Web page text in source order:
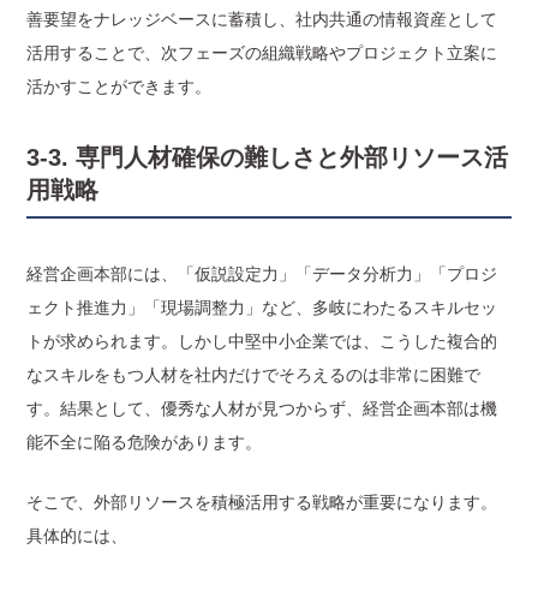
善要望をナレッジベースに蓄積し、社内共通の情報資産として
活用することで、次フェーズの組織戦略やプロジェクト立案に
活かすことができます。
3-3. 専門人材確保の難しさと外部リソース活
用戦略
経営企画本部には、「仮説設定力」「データ分析力」「プロジ
ェクト推進力」「現場調整力」など、多岐にわたるスキルセッ
トが求められます。しかし中堅中小企業では、こうした複合的
なスキルをもつ人材を社内だけでそろえるのは非常に困難で
す。結果として、優秀な人材が見つからず、経営企画本部は機
能不全に陥る危険があります。
そこで、外部リソースを積極活用する戦略が重要になります。
具体的には、